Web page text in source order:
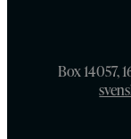
Box 14057,